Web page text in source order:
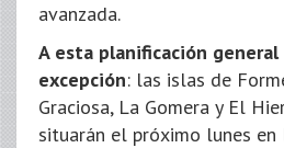
avanzada.
A esta planificación general
excepción: las islas de
Graciosa, La Gomera y El
situarán el próximo lunes